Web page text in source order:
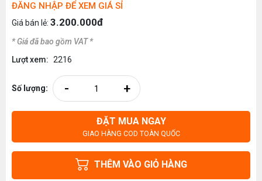
ĐĂNG NHẬP ĐỂ XEM GIÁ SỈ
Giá bán lẻ: 3.200.000đ
* Giá đã bao gồm VAT *
Lượt xem: 2216
Số lượng: - +
ĐẶT MUA NGAY
GIAO HÀNG COD TOÀN QUỐC
THÊM VÀO GIỎ HÀNG